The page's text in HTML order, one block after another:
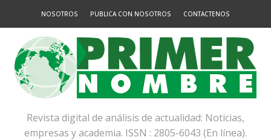
NOSOTROS PUBLICA CON NOSOTROS CONTACTENOS
Revista digital de análisis de actualidad: Noticias,
empresas y academia. ISSN : 2805-6043 (En línea).